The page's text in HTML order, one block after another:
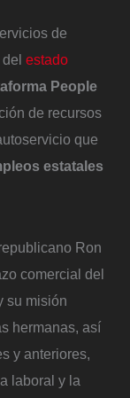
de
estado
People
de recursos
que
estatales
Ron
comercial del
su misión
hermanas, así
y anteriores,
laboral y la